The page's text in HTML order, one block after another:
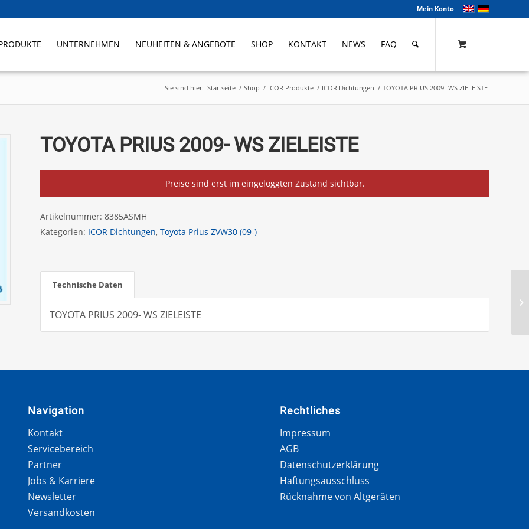
Mein Konto
UNTERNEHMEN NEUHEITEN & ANGEBOTE SHOP KONTAKT NEWS FAQ
Sie sind hier: Startseite / Shop / ICOR Produkte / ICOR Dichtungen / TOYOTA PRIUS 2009- WS ZIELEISTE
TOYOTA PRIUS 2009- WS ZIELEISTE
Preise sind erst im eingeloggten Zustand sichtbar.
Artikelnummer:8385ASMH
Kategorien: ICOR Dichtungen,Toyota Prius ZVW30 (09-)
Technische Daten
TOYOTA PRIUS 2009- WS ZIELEISTE
Navigation
Kontakt
Servicebereich
Partner
Jobs & Karriere
Newsletter
Versandkosten
Rechtliches
Impressum
AGB
Datenschutzerklärung
Haftungsausschluss
Rücknahme von Altgeräten